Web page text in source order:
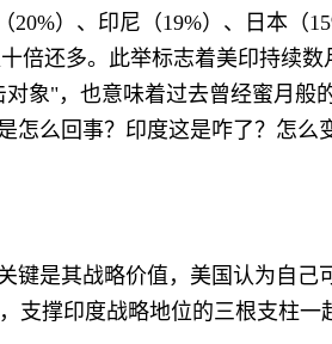
）、印尼（19%）、日本（
倍还多。此举标志着美印持续
象"，也意味着过去曾经蜜月般
怎么回事？印度这是咋了？怎么
键是其战略价值，美国认为自己
支撑印度战略地位的三根支柱一